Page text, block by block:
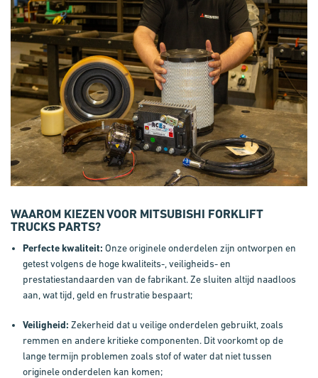
WAAROM KIEZEN VOOR MITSUBISHI FORKLIFT
TRUCKS PARTS?
Perfecte kwaliteit: Onze originele onderdelen zijn ontworpen en
getest volgens de hoge kwaliteits-, veiligheids- en
prestatiestandaarden van de fabrikant. Ze sluiten altijd naadloos
aan, wat tijd, geld en frustratie bespaart;
Veiligheid: Zekerheid dat u veilige onderdelen gebruikt, zoals
remmen en andere kritieke componenten. Dit voorkomt op de
lange termijn problemen zoals stof of water dat niet tussen
originele onderdelen kan komen;